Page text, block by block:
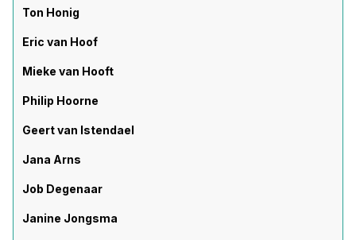
Ton Honig
Eric van Hoof
Mieke van Hooft
Philip Hoorne
Geert van Istendael
Jana Arns
Job Degenaar
Janine Jongsma